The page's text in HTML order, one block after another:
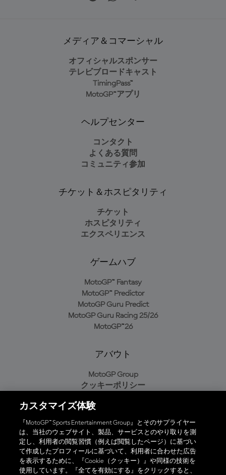
メディア＆コマーシャル
オフィシャルスポンサー
テレビブロードキャスト
TimingPass™
MotoGP™アプリ
ヘルプセンター
コンタクト
よくある質問
コミュニティ参加
チケット＆ホスピタリティ
チケット
ホスピタリティ
エクスペリエンス
ゲームハブ
MotoGP™ Fantasy
MotoGP™ Predictor
MotoGP Guru Predict
MotoGP Guru Racing 25/26
MotoGP™26
アバウト
MotoGP Group
クッキーポリシー
プライバシーポリシー
購入ポリシー
オフィシャルアプリ
カスタマイズ体験
『MotoGP™ Sports Entertainment Group』とそのサプライヤー
は、当社のウェブサイト、製品、サービスとのやり取りを測
定し、利用者の閲覧習慣（例えば閲覧したページ）に基づい
て作成したプロフィールに基づいて、利用者に合わせた広告
を表示するために、『Cookie（クッキー）』や同様の技術を
使用しています。『全てを有効にする』をクリックすると、